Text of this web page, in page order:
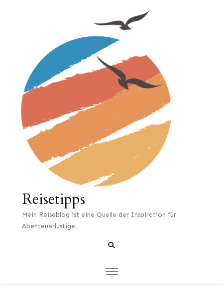
Reisetipps
Mein Reiseblog ist eine Quelle der Inspiration für
Abenteuerlustige.